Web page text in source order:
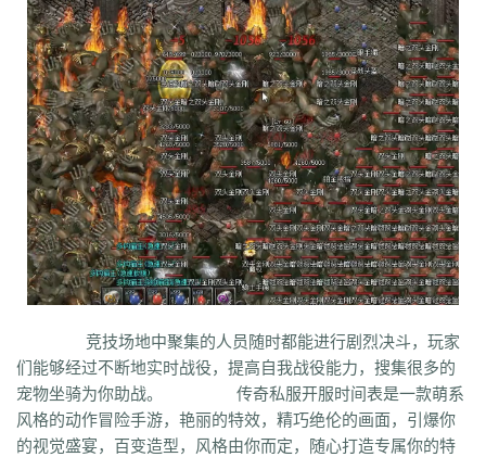
竞技场地中聚集的人员随时都能进行剧烈决斗，玩家
们能够经过不断地实时战役，提高自我战役能力，搜集很多的
宠物坐骑为你助战。 传奇私服开服时间表是一款萌系
风格的动作冒险手游，艳丽的特效，精巧绝伦的画面，引爆你
的视觉盛宴，百变造型，风格由你而定，随心打造专属你的特